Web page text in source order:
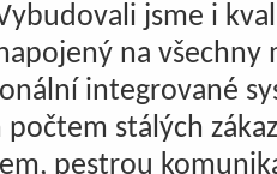
jsme i
na všechny
integrované
počtem stálých
pestrou